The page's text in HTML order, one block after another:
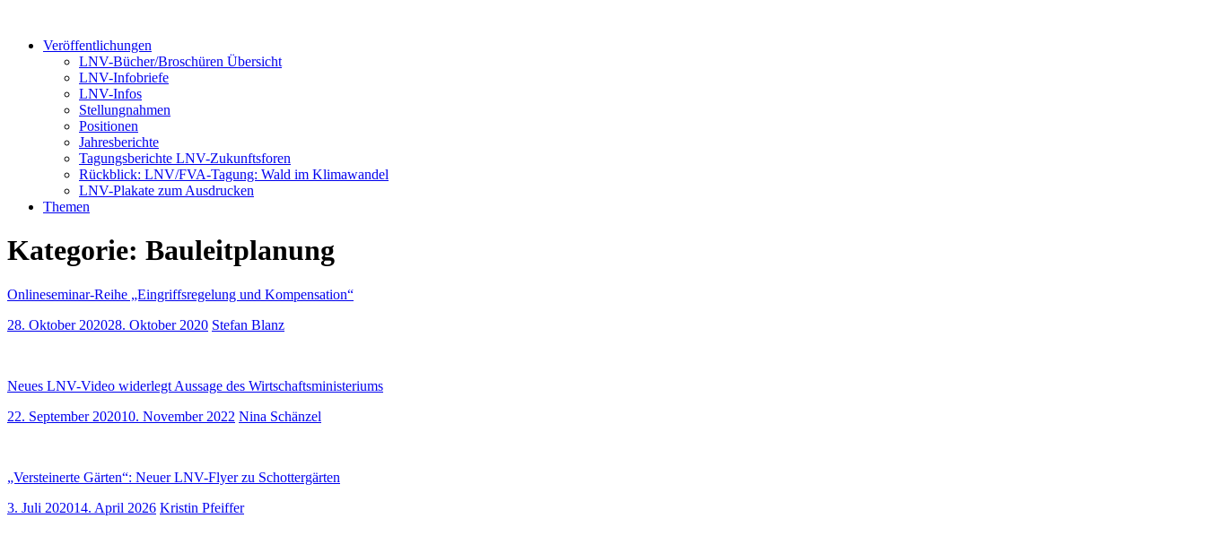
Veröffentlichungen
LNV-Bücher/Broschüren Übersicht
LNV-Infobriefe
LNV-Infos
Stellungnahmen
Positionen
Jahresberichte
Tagungsberichte LNV-Zukunftsforen
Rückblick: LNV/FVA-Tagung: Wald im Klimawandel
LNV-Plakate zum Ausdrucken
Themen
Kategorie: Bauleitplanung
Onlineseminar-Reihe „Eingriffsregelung und Kompensation“
28. Oktober 202028. Oktober 2020 Stefan Blanz
Neues LNV-Video widerlegt Aussage des Wirtschaftsministeriums
22. September 202010. November 2022 Nina Schänzel
„Versteinerte Gärten“: Neuer LNV-Flyer zu Schottergärten
3. Juli 202014. April 2026 Kristin Pfeiffer